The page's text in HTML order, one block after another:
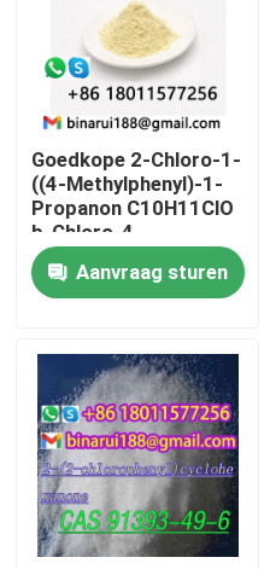
Producten
Video's
Over ons
Goedkope 2-Chloro-1-
((4-Methylphenyl)-1-
Propanon C10H11ClO
b-Chloro-4-
methylpropiophenon
Cas 69673-92-3
Aanvraag sturen